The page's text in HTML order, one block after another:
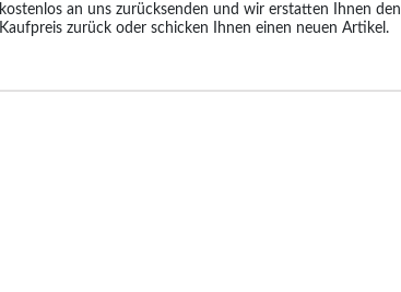
kostenlos an uns zurücksenden und wir erstatten Ihnen
Kaufpreis zurück oder schicken Ihnen einen neuen Artikel.